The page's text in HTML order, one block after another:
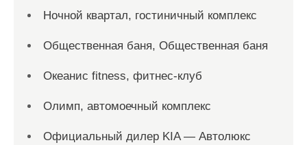
Ночной квартал, гостиничный комплекс
Общественная баня, Общественная баня
Океанис fitness, фитнес-клуб
Олимп, автомоечный комплекс
Официальный дилер KIA — Автолюкс